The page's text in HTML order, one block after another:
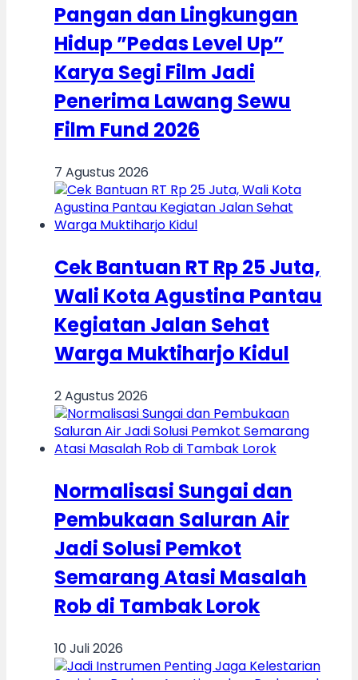
Pangan dan Lingkungan
Hidup ”Pedas Level Up”
Karya Segi Film Jadi
Penerima Lawang Sewu
Film Fund 2026
7 Agustus 2026
Cek Bantuan RT Rp 25 Juta,
Wali Kota Agustina Pantau
Kegiatan Jalan Sehat
Warga Muktiharjo Kidul
2 Agustus 2026
Normalisasi Sungai dan
Pembukaan Saluran Air
Jadi Solusi Pemkot
Semarang Atasi Masalah
Rob di Tambak Lorok
10 Juli 2026